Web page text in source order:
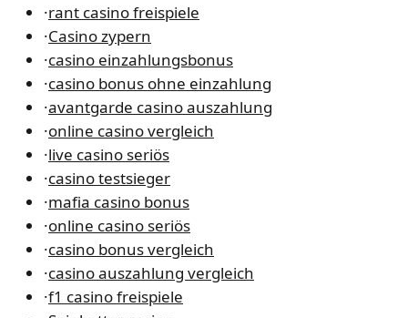
·rant casino freispiele
·Casino zypern
·casino einzahlungsbonus
·casino bonus ohne einzahlung
·avantgarde casino auszahlung
·online casino vergleich
·live casino seriös
·casino testsieger
·mafia casino bonus
·online casino seriös
·casino bonus vergleich
·casino auszahlung vergleich
·f1 casino freispiele